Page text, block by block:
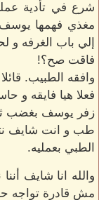
شرع في تأدية
مغذي فهمها
إلي باب الغرفه و
فاقت صح؟!
وافقه الطبيب. قائلا
فعلا هيا فايقه و
زفر يوسف بغضب ثم
طب و انت شايف
الطبي بعمليه.
والله انا شايف
مش قادرة تواجه